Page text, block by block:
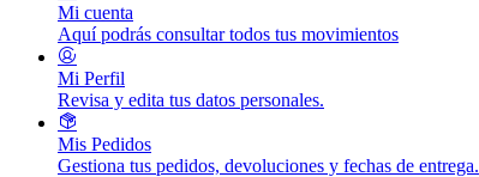
Mi cuenta
Aquí podrás consultar todos tus movimientos
Mi Perfil
Revisa y edita tus datos personales.
Mis Pedidos
Gestiona tus pedidos, devoluciones y fechas de entrega.